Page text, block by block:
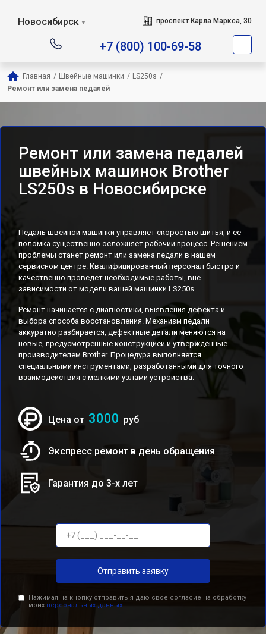
Новосибирск ▼ проспект Карла Маркса, 30
+7 (800) 100-69-58
Главная / Швейные машинки / LS250s /
Ремонт или замена педалей
Ремонт или замена педалей
швейных машинок Brother
LS250s в Новосибирске
Педаль швейной машинки управляет скоростью шитья, и ее
поломка существенно осложняет рабочий процесс. Решением
проблемы станет ремонт или замена педали в нашем
сервисном центре. Квалифицированный персонал быстро и
качественно проведет необходимые работы, вне
зависимости от модели вашей машинки LS250s.
Ремонт начинается с диагностики, выявления дефекта и
выбора способа восстановления. Механизм педали
аккуратно разбирается, дефектные детали меняются на
новые, предусмотренные конструкцией и утвержденные
производителем Brother. Процедура выполняется
специальными инструментами, разработанными для точного
взаимодействия с мелкими узлами устройства.
Цена от 3000 руб
Экспресс ремонт в день обращения
Гарантия до 3-х лет
Отправить заявку
Нажимая на кнопку отправить я даю свое согласие на обработку
моих персональных данных.